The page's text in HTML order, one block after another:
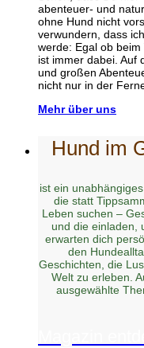
abenteuer- und
ohne Hund nicht
verwundern, dass
werde: Egal ob
ist immer dabei. Auf
und großen
nicht nur in der
Mehr über uns
Hund im
ist ein
die statt
Leben suchen –
und die einladen,
erwarten dich
den
Geschichten, die
Welt zu erleben.
ausgewählte